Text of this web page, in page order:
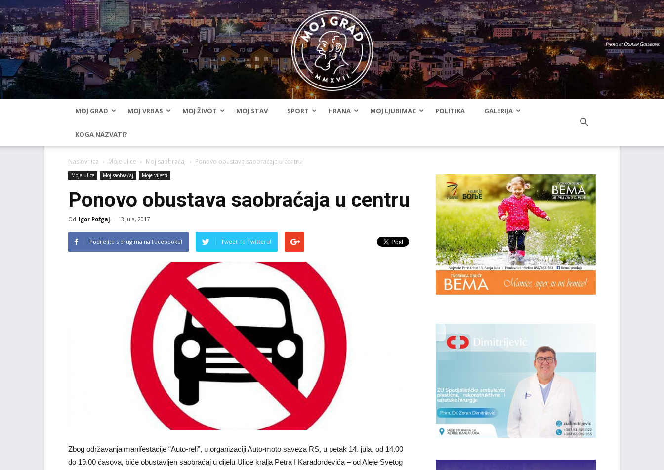
MOJ GRAD MOJ VRBAS MOJ ŽIVOT MOJ STAV SPORT HRANA MOJ LJUBIMAC POLITIKA GALERIJA
KOGA NAZVATI?
Naslovnica Moje ulice Moj saobraćaj Ponovo obustava saobraćaja u centru
Moje ulice Moj saobraćaj Moje vijesti
Ponovo obustava saobraćaja u centru
Od Igor Požgaj - 13 Jula, 2017
Podijelite s drugima na Facebooku! Tweet na Twitteru!
Zbog održavanja manifestacije “Auto-reli”, u organizaciji Auto-moto saveza RS, u petak 14. jula, od 14.00
do 19.00 časova, biće obustavljen saobraćaj u dijelu Ulice kralja Petra I Karađorđevića – od Aleje Svetog